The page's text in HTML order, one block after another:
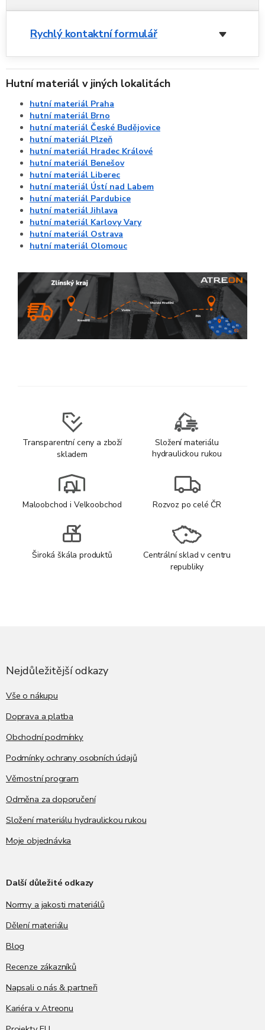
Rychlý kontaktní formulář
Hutní materiál v jiných lokalitách
hutní materiál Praha
hutní materiál Brno
hutní materiál České Budějovice
hutní materiál Plzeň
hutní materiál Hradec Králové
hutní materiál Benešov
hutní materiál Liberec
hutní materiál Ústí nad Labem
hutní materiál Pardubice
hutní materiál Jihlava
hutní materiál Karlovy Vary
hutní materiál Ostrava
hutní materiál Olomouc
Transparentní ceny a zboží
skladem
Složení materiálu
hydraulickou rukou
Maloobchod i Velkoobchod Rozvoz po celé ČR
Široká škála produktů
Centrální sklad v centru
republiky
Nejdůležitější odkazy
Vše o nákupu
Doprava a platba
Obchodní podmínky
Podmínky ochrany osobních údajů
Věrnostní program
Odměna za doporučení
Složení materiálu hydraulickou rukou
Moje objednávka
Další důležité odkazy
Normy a jakosti materiálů
Dělení materiálu
Blog
Recenze zákazníků
Napsali o nás & partneři
Kariéra v Atreonu